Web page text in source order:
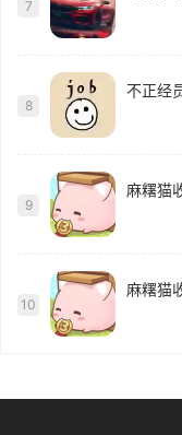
7
8
不正经
9
麻糬猫
10
麻糬猫